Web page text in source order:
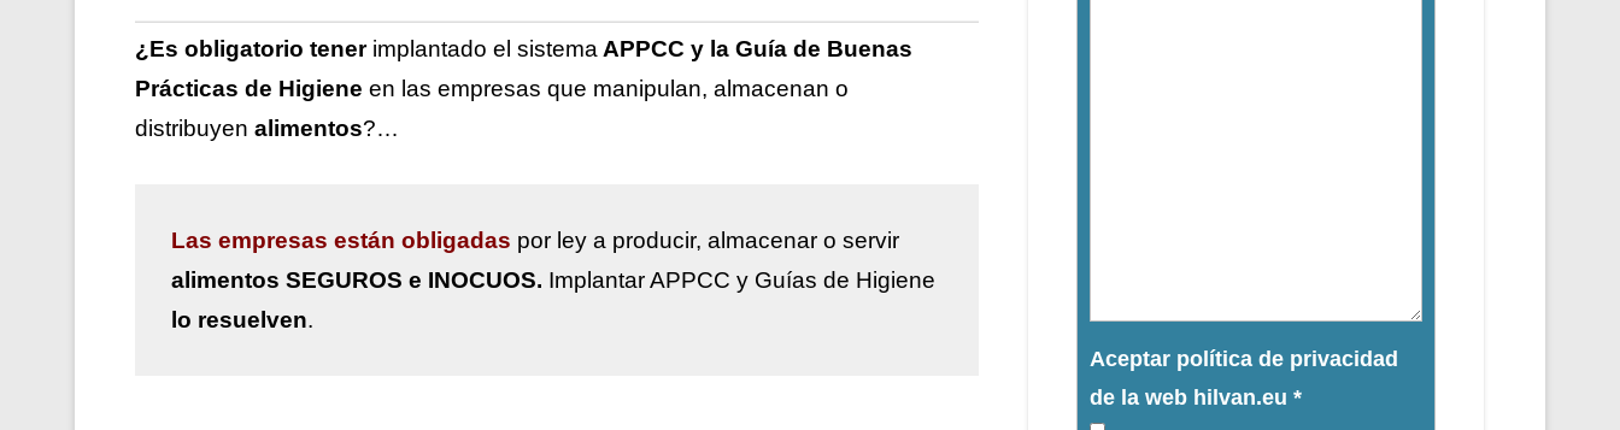
¿Es obligatorio tener implantado el sistema APPCC y la Guía de Buenas
Prácticas de Higiene en las empresas que manipulan, almacenan o
distribuyen alimentos?…
Las empresas están obligadas por ley a producir, almacenar o servir
alimentos SEGUROS e INOCUOS. ImplantarAPPCC y Guías de Higiene
lo resuelven.
Aceptar política de privacidad
de la web hilvan.eu *